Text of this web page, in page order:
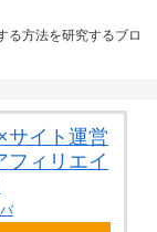
る方法を研究するブロ
サイト運営
フィリエイ